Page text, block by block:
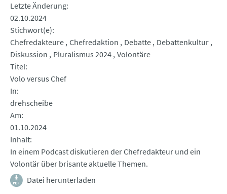
Letzte Änderung
02.10.2024
Stichwort(e)
Chefredakteure Chefredaktion Debatte Debattenkultur
Diskussion
Pluralismus 2024 Volontäre
Titel
Volo versus Chef
In
drehscheibe
Am
01.10.2024
Inhalt
In einem Podcast diskutieren der Chefredakteur und ein
Volontär über brisante aktuelle Themen.
Datei herunterladen